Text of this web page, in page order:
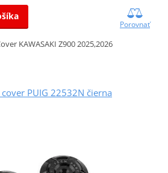
Porovnať
KAWASAKI Z900 2025,2026
PUIG 22532N čierna